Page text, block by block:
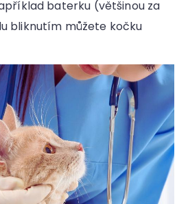
baterku (většinou za
bliknutím můžete kočku